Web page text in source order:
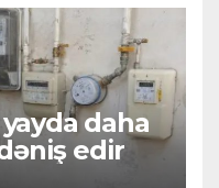
daha
edir